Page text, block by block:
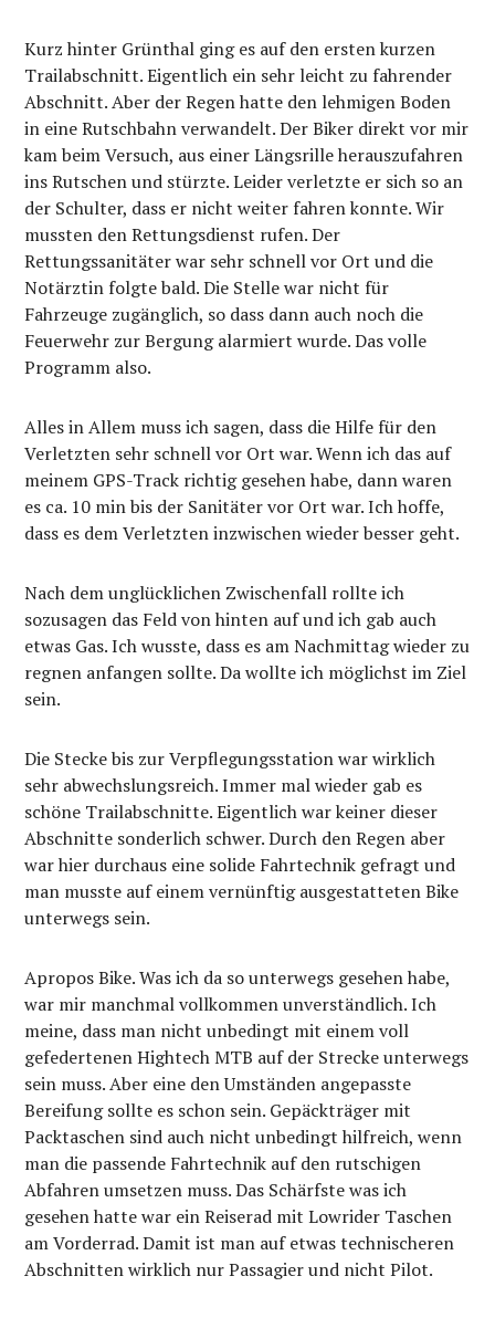
Kurz hinter Grünthal ging es auf den ersten kurzen
Trailabschnitt. Eigentlich ein sehr leicht zu fahrender
Abschnitt. Aber der Regen hatte den lehmigen Boden
in eine Rutschbahn verwandelt. Der Biker direkt vor mir
kam beim Versuch, aus einer Längsrille herauszufahren
ins Rutschen und stürzte. Leider verletzte er sich so an
der Schulter, dass er nicht weiter fahren konnte. Wir
mussten den Rettungsdienst rufen. Der
Rettungssanitäter war sehr schnell vor Ort und die
Notärztin folgte bald. Die Stelle war nicht für
Fahrzeuge zugänglich, so dass dann auch noch die
Feuerwehr zur Bergung alarmiert wurde. Das volle
Programm also.
Alles in Allem muss ich sagen, dass die Hilfe für den
Verletzten sehr schnell vor Ort war. Wenn ich das auf
meinem GPS-Track richtig gesehen habe, dann waren
es ca. 10 min bis der Sanitäter vor Ort war. Ich hoffe,
dass es dem Verletzten inzwischen wieder besser geht.
Nach dem unglücklichen Zwischenfall rollte ich
sozusagen das Feld von hinten auf und ich gab auch
etwas Gas. Ich wusste, dass es am Nachmittag wieder zu
regnen anfangen sollte. Da wollte ich möglichst im Ziel
sein.
Die Stecke bis zur Verpflegungsstation war wirklich
sehr abwechslungsreich. Immer mal wieder gab es
schöne Trailabschnitte. Eigentlich war keiner dieser
Abschnitte sonderlich schwer. Durch den Regen aber
war hier durchaus eine solide Fahrtechnik gefragt und
man musste auf einem vernünftig ausgestatteten Bike
unterwegs sein.
Apropos Bike. Was ich da so unterwegs gesehen habe,
war mir manchmal vollkommen unverständlich. Ich
meine, dass man nicht unbedingt mit einem voll
gefedertenen Hightech MTB auf der Strecke unterwegs
sein muss. Aber eine den Umständen angepasste
Bereifung sollte es schon sein. Gepäckträger mit
Packtaschen sind auch nicht unbedingt hilfreich, wenn
man die passende Fahrtechnik auf den rutschigen
Abfahren umsetzen muss. Das Schärfste was ich
gesehen hatte war ein Reiserad mit Lowrider Taschen
am Vorderrad. Damit ist man auf etwas technischeren
Abschnitten wirklich nur Passagier und nicht Pilot.